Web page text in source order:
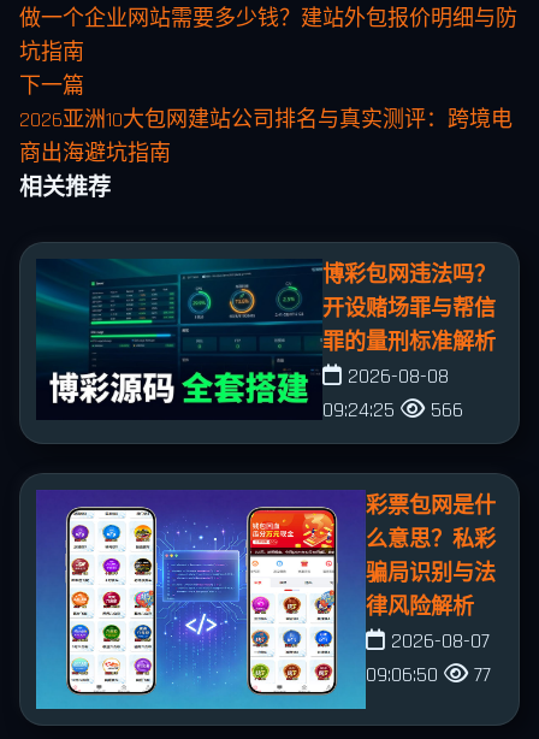
做一个企业网站需要多少钱？建站外包报价明细与防
坑指南
下一篇
2026亚洲10大包网建站公司排名与真实测评：跨境电
商出海避坑指南
相关推荐
博彩包网违法吗？
开设赌场罪与帮信
罪的量刑标准解析
2026-08-08
09:24:25
566
彩票包网是什
么意思？私彩
骗局识别与法
律风险解析
2026-08-07
09:06:50
77